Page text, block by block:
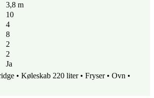
3,8 m
10
4
8
2
2
Ja
• Køleskab 220 liter • Fryser • Ovn •